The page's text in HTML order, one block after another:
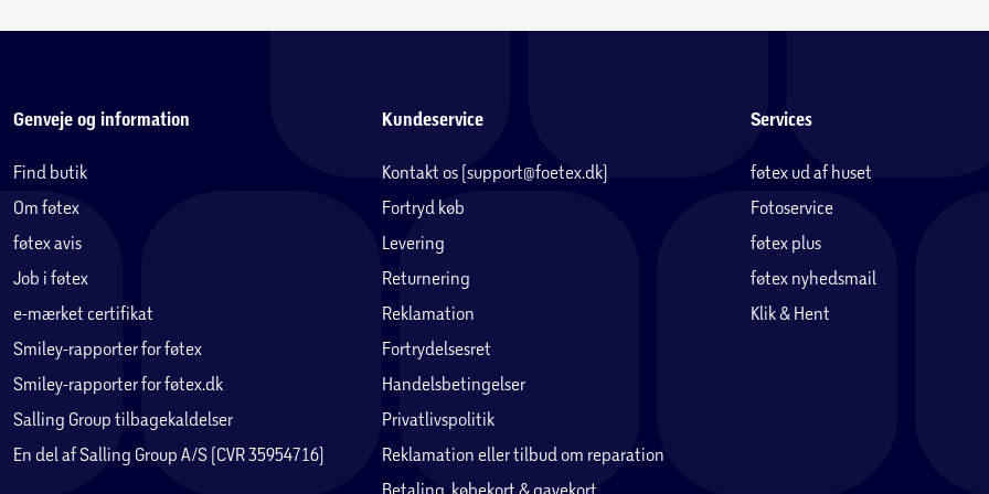
• DC-strømkabel (12/24V) cigarstik
Apple:
https://apps.apple.com/in/developer/alpicool/id1364824374
Google play:
https://play.google.com/store/apps/details?id=com.alpicool.news&hl=da
https://play.google.com/store/apps/details?id=com.alpicoolneutral.fridge.controller&hl=da
og nyd friske og kolde mad- og drikkevarer, uanset hvor du er!
Genveje og information
Find butik
Om føtex
føtex avis
Job i føtex
e-mærket certifikat
Smiley-rapporter for føtex
Smiley-rapporter for føtex.dk
Salling Group tilbagekaldelser
En del af Salling Group A/S (CVR 35954716)
Kundeservice
Kontakt os (support@foetex.dk)
Fortryd køb
Levering
Returnering
Reklamation
Fortrydelsesret
Handelsbetingelser
Privatlivspolitik
Reklamation eller tilbud om reparation
Betaling, købekort & gavekort
Services
føtex ud af huset
Fotoservice
føtex plus
føtex nyhedsmail
Klik & Hent